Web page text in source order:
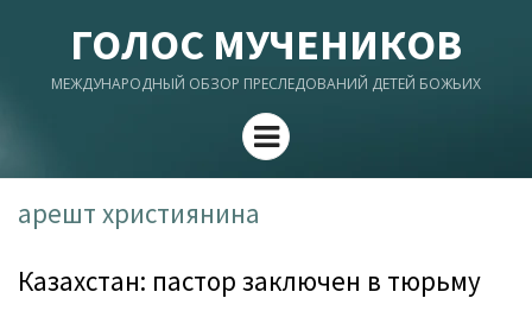
ГОЛОС МУЧЕНИКОВ
МЕЖДУНАРОДНЫЙ ОБЗОР ПРЕСЛЕДОВАНИЙ ДЕТЕЙ БОЖЬИХ
Menu
арешт християнина
Казахстан: пастор заключен в тюрьму